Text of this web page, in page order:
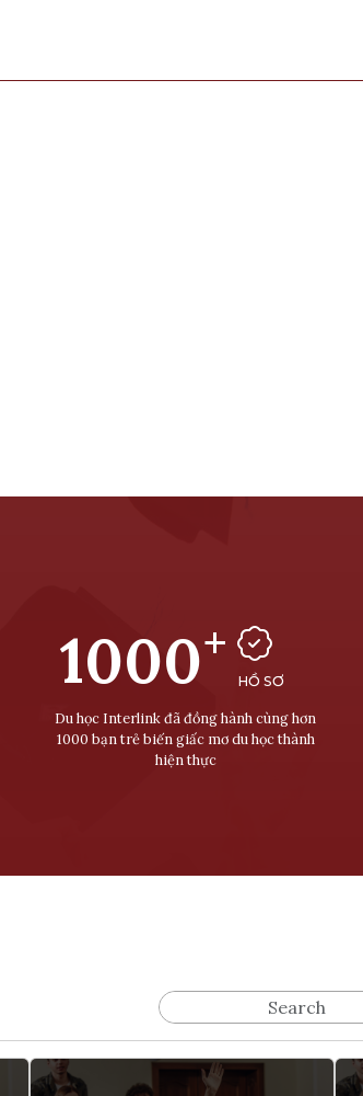
1000+
HỒ SƠ
Du học Interlink đã đồng hành cùng hơn
1000 bạn trẻ biến giấc mơ du học thành
hiện thực